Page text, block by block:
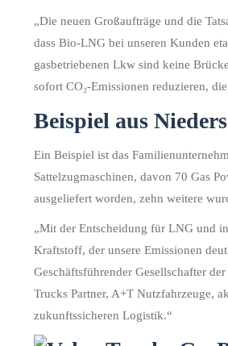
„Die neuen Großaufträge und die
dass Bio-LNG bei unseren Kunden
gasbetriebenen Lkw sind keine
sofort CO₂-Emissionen reduzieren,
Beispiel aus
Ein Beispiel ist das
Sattelzugmaschinen, davon 70 Gas
ausgeliefert worden, zehn weitere
„Mit der Entscheidung für LNG und
Kraftstoff, der unsere Emissionen
Geschäftsführender Gesellschafter
Trucks Partner, A+T Nutzfahrzeuge,
zukunftssicheren Logistik.“